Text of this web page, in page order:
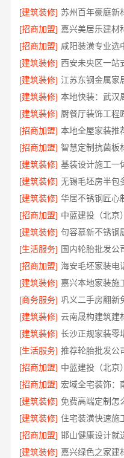
[建筑装修]
[招商加盟]
[招商加盟]
[建筑装修]
[建筑装修] 江苏东钢金属家
[建筑装修] 本地快装：武汉
[建筑装修] 厨餐厅装饰工程
[招商加盟]
[招商加盟]
[建筑装修] 基装设计施工一
[建筑装修] 无锡毛坯房半包
[建筑装修]
[招商加盟]
[建筑装修] 句容慕新不锈钢
[生活服务]
[招商加盟] 海安毛坯家装电
[建筑装修] 嘉兴本地家装施
[商务服务]
[建筑装修]
[建筑装修] 长沙正规家装零
[生活服务]
[招商加盟]
[招商加盟] 宏域全宅装饰：
[建筑装修] 免费高端定制怎
[建筑装修] 住宅装潢快速施
[招商加盟] 邯山健康设计就
[建筑装修]